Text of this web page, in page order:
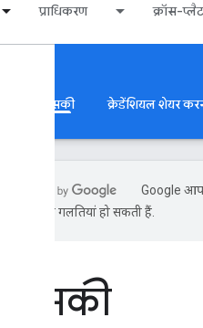
प्राधिकरण क्रॉस-
पासकी क्रेडेंशियल शेयर
Google
अनुवादों में गलतियां हो सकती हैं.
पासकी